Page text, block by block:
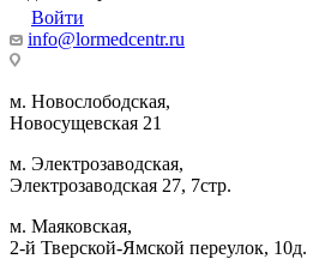
Войти
info@lormedcentr.ru
м. Новослободская,
Новосущевская 21
м. Электрозаводская,
Электрозаводская 27, 7стр.
м. Маяковская,
2-й Тверской-Ямской переулок, 10д.